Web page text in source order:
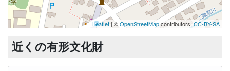
Leaflet | ©OpenStreetMapcontributors, CC-BY-SA
近くの有形文化財